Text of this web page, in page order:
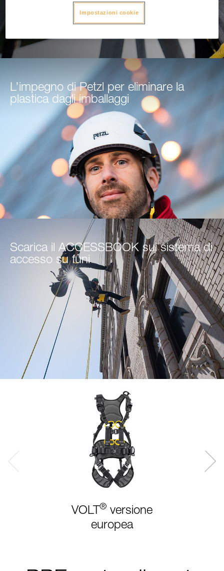
L’impegno di Petzl per eliminare la
plastica dagli imballaggi
Scarica il ACCESSBOOK sui sistema di
accesso su funi
VOLT ® versione
europea
Impostazioni cookie